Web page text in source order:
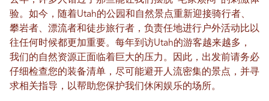
验。如今，随着Utah的公园和自然景点重新迎接骑行者、
攀岩者、漂流者和徒步旅行者，负责任地进行户外活动比以
往任何时候都更加重要。每年到访Utah的游客越来越多，
我们的自然资源正面临着巨大的压力。因此，出发前请务必
仔细检查您的装备清单，尽可能避开人流密集的景点，并寻
求相关指导，以帮助您保护我们休闲娱乐的场所。